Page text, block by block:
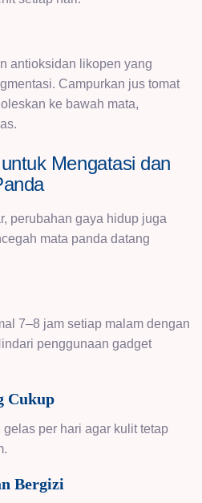
antioksidan likopen yang
Campurkan jus tomat
ke bawah mata,
Mengatasi dan
perubahan gaya hidup juga
mata panda datang
7–8 jam setiap malam dengan
penggunaan gadget
Cukup
per hari agar kulit tetap
Bergizi